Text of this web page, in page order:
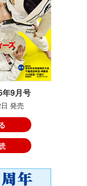
年9月号
発売